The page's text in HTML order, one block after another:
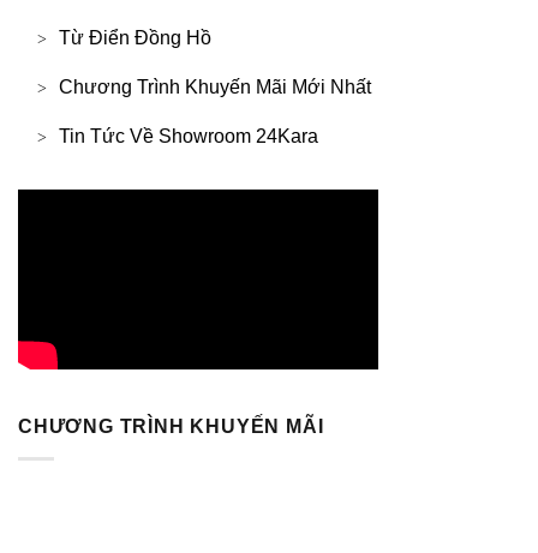
Từ Điển Đồng Hồ
Chương Trình Khuyến Mãi Mới Nhất
Tin Tức Về Showroom 24Kara
CHƯƠNG TRÌNH KHUYẾN MÃI